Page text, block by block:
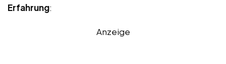
Erfahrung:
Anzeige